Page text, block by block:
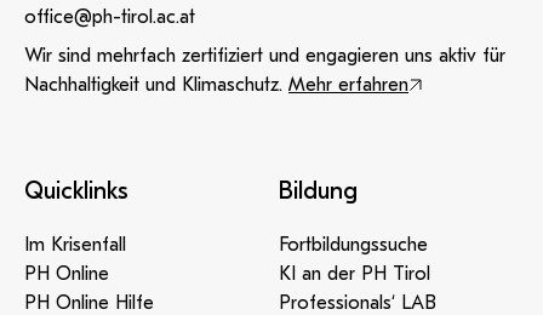
office@ph-tirol.ac.at
Wir sind mehrfach zertifiziert und engagieren uns aktiv für
Nachhaltigkeit und Klimaschutz. Mehr erfahren
Quicklinks
Im Krisenfall
PH Online
PH Online Hilfe
Bildung
Fortbildungssuche
KI an der PH Tirol
Professionals‘ LAB